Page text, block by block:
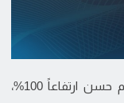
ووفقاً للتفاصيل المسربة، يشهد راتب حسام حسن ارتفاعاً 100%،